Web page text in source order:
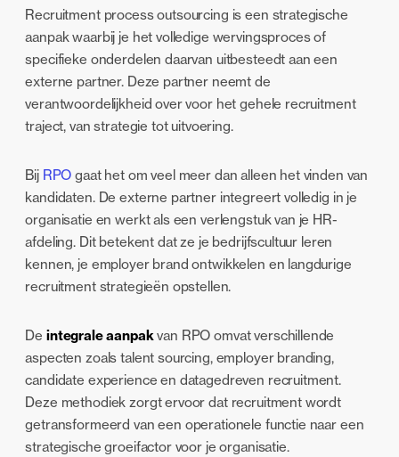
Recruitment process outsourcing is een strategische
aanpak waarbij je het volledige wervingsproces of
specifieke onderdelen daarvan uitbesteedt aan een
externe partner. Deze partner neemt de
verantwoordelijkheid over voor het gehele recruitment
traject, van strategie tot uitvoering.
Bij RPO gaat het om veel meer dan alleen het vinden van
kandidaten. De externe partner integreert volledig in je
organisatie en werkt als een verlengstuk van je HR-
afdeling. Dit betekent dat ze je bedrijfscultuur leren
kennen, je employer brand ontwikkelen en langdurige
recruitment strategieën opstellen.
De integrale aanpakvan RPO omvat verschillende
aspecten zoals talent sourcing, employer branding,
candidate experience en datagedreven recruitment.
Deze methodiek zorgt ervoor dat recruitment wordt
getransformeerd van een operationele functie naar een
strategische groeifactor voor je organisatie.